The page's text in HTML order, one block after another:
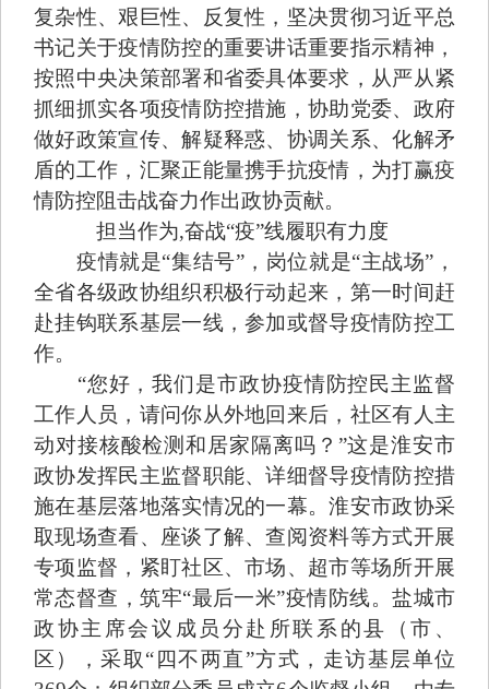
复杂性、艰巨性、反复性，坚决贯彻习近平总
书记关于疫情防控的重要讲话重要指示精神，
按照中央决策部署和省委具体要求，从严从紧
抓细抓实各项疫情防控措施，协助党委、政府
做好政策宣传、解疑释惑、协调关系、化解矛
盾的工作，汇聚正能量携手抗疫情，为打赢疫
情防控阻击战奋力作出政协贡献。
担当作为,奋战“疫”线履职有力度
疫情就是“集结号”，岗位就是“主战场”，
全省各级政协组织积极行动起来，第一时间赶
赴挂钩联系基层一线，参加或督导疫情防控工
作。
“您好，我们是市政协疫情防控民主监督
工作人员，请问你从外地回来后，社区有人主
动对接核酸检测和居家隔离吗？”这是淮安市
政协发挥民主监督职能、详细督导疫情防控措
施在基层落地落实情况的一幕。淮安市政协采
取现场查看、座谈了解、查阅资料等方式开展
专项监督，紧盯社区、市场、超市等场所开展
常态督查，筑牢“最后一米”疫情防线。盐城市
政协主席会议成员分赴所联系的县（市、
区），采取“四不两直”方式，走访基层单位